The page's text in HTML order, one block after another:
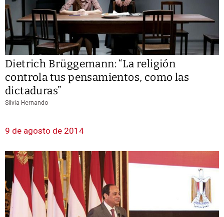
Dietrich Brüggemann: “La religión
controla tus pensamientos, como las
dictaduras”
Silvia Hernando
9 de agosto de 2014